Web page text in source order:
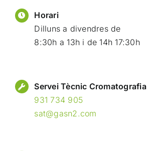
Horari
Dilluns a divendres de
8:30h a 13h i de 14h 17:30h
Servei Tècnic Cromatografia
931 734 905
sat@gasn2.com